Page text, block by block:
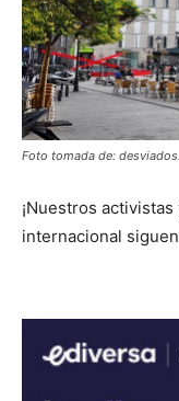
Foto tomada de:
¡Nuestros
internacional